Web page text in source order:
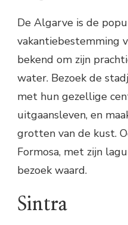
De Algarve is de
vakantiebestemming
bekend om zijn
water. Bezoek de
met hun gezellige
uitgaansleven, en
grotten van de kust.
Formosa, met zijn
bezoek waard.
Sintra